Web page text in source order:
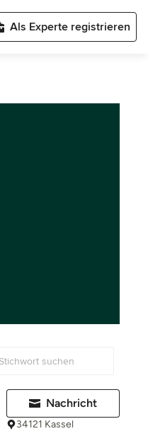
Als Experte registrieren
Nachricht
34121 Kassel